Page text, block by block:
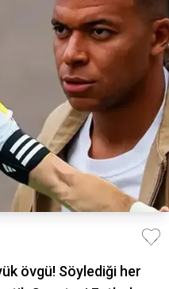
övgü! Söylediği her